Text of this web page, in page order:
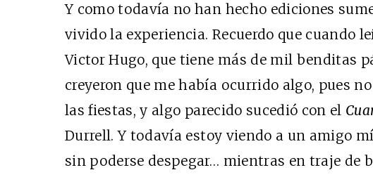
Y como todavía no han hecho ediciones
vivido la experiencia. Recuerdo que cuando
Victor Hugo, que tiene más de mil benditas
creyeron que me había ocurrido algo, pues
las fiestas, y algo parecido sucedió con el
Durrell. Y todavía estoy viendo a un amigo
sin poderse despegar… mientras en traje de